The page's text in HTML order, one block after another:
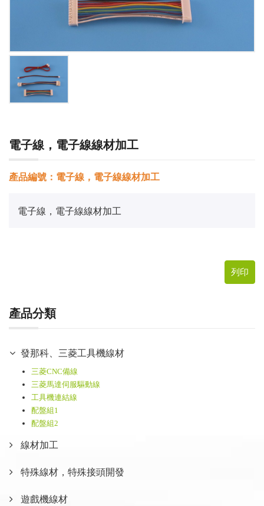
電子線，電子線線材加工
產品編號：電子線，電子線線材加工
電子線，電子線線材加工
列印
產品分類
發那科、三菱工具機線材
三菱CNC備線
三菱馬達伺服驅動線
工具機連結線
配盤組1
配盤組2
線材加工
特殊線材，特殊接頭開發
遊戲機線材